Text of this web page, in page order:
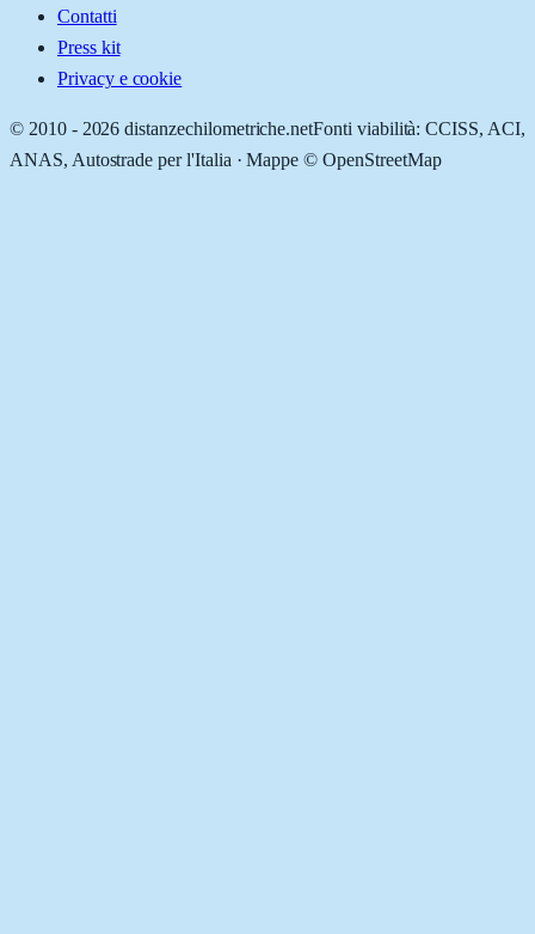
Contatti
Press kit
Privacy e cookie
© 2010 - 2026 distanzechilometriche.netFonti viabilità: CCISS, ACI,
ANAS, Autostrade per l'Italia · Mappe © OpenStreetMap